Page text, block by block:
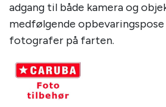
adgang til både kamera og
medfølgende
fotografer på farten.